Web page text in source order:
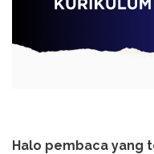
Halo pembaca yang